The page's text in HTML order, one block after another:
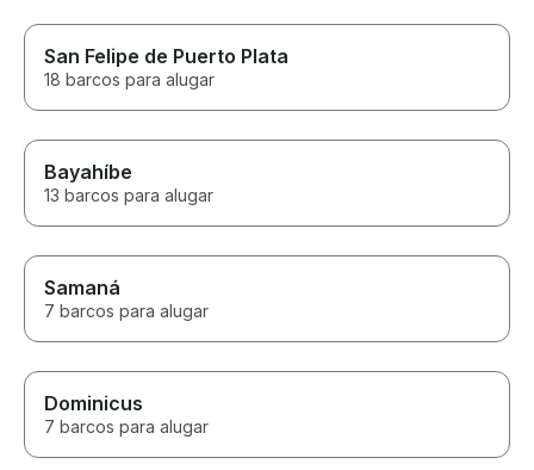
San Felipe de Puerto Plata
18 barcos para alugar
Bayahíbe
13 barcos para alugar
Samaná
7 barcos para alugar
Dominicus
7 barcos para alugar